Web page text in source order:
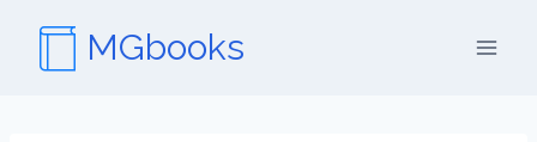
содержимому
MGbooks